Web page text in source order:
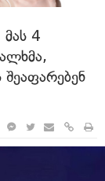
4
შეაფარებენ